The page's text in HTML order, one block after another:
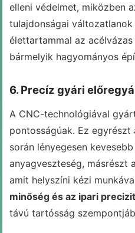
elleni védelmet, miközben
tulajdonságai változatlanok
élettartammal az
bármelyik hagyományos
6. Precíz gyári
A CNC-technológiával
pontosságúak. Ez
során lényegesen
anyagveszteség, másrészt
amit helyszíni kézi
minőség és az ipari
távú tartósság